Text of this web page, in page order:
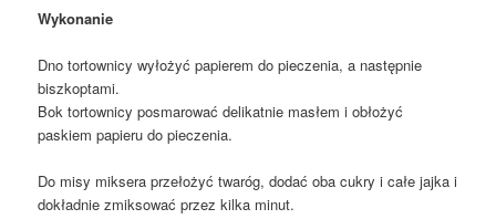
Wykonanie
Dno tortownicy wyłożyć papierem do pieczenia, a następnie
biszkoptami.
Bok tortownicy posmarować delikatnie masłem i obłożyć
paskiem papieru do pieczenia.
Do misy miksera przełożyć twaróg, dodać oba cukry i całe jajka i
dokładnie zmiksować przez kilka minut.